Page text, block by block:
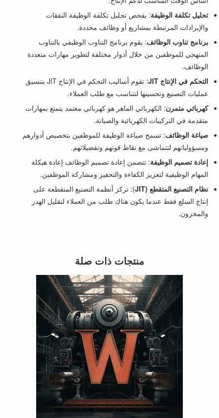
تحليل تكلفة الوظيفة: يفحص تحليل تكلفة الوظيفة النفقات
والإيرادات المرتبطة بمشاريع أو وظائف محددة.
برنامج تناوب الوظائف: يقوم برنامج التناوب الوظيفي بالتناوب
المنهجي للموظفين من خلال أدوار مختلفة لتطوير مهارات متعددة
الوظائف.
التحكم في الإنتاج JIT
: تقوم أساليب التحكم في الإنتاج JIT بتنسيق
عمليات التصنيع وتحسينها لتتناسب مع طلب العملاء.
كهربائي متمرن: الكهربائي الماهر هو كهربائي معتمد يتمتع بمهارات
متقدمة في التركيبات الكهربائية والصيانة.
صياغة الوظائف: تسمح صياغة الوظيفة للموظفين بتخصيص أدوارهم
ومسؤولياتهم لتتماشى مع نقاط قوتهم وتفضيلاتهم.
إعادة تصميم الوظيفة: تتضمن إعادة تصميم الوظائف إعادة هيكلة
المهام الوظيفية لتعزيز الكفاءة والتحفيز ومشاركة الموظفين.
نظام التصنيع المتقطع (JIT
): تركز أنظمة التصنيع المتقطعة على
إنتاج السلع فقط عندما يكون هناك طلب من العملاء لتقليل الهدر
والمخزون.
منتجات ذات صلة